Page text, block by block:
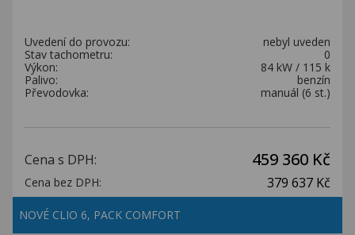
Uvedení do provozu:
nebyl uveden
Stav tachometru:
0
Výkon:
84 kW / 115 k
Palivo:
benzín
Převodovka:
manuál (6 st.)
Cena s DPH: 459 360 Kč
Cena bez DPH: 379 637 Kč
NOVÉ CLIO 6, PACK COMFORT